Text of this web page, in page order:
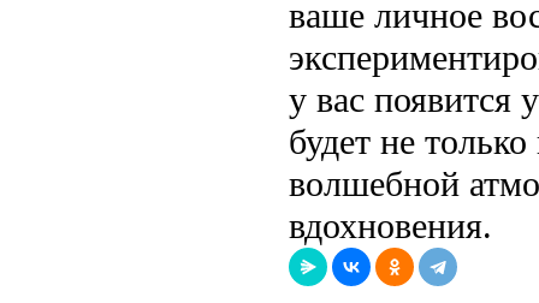
ваше личное
у вас появится
будет не
волшебной
вдохновения.